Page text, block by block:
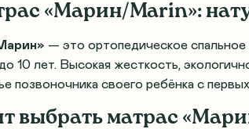
«Марин/Marin»:
— это ортопедическое
10 лет. Высокая жесткость,
позвоночника своего ребёнка с
выбрать матрас